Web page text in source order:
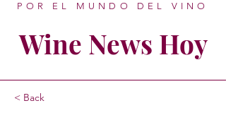
Wine News Hoy
POR EL MUNDO DEL VINO
< Back